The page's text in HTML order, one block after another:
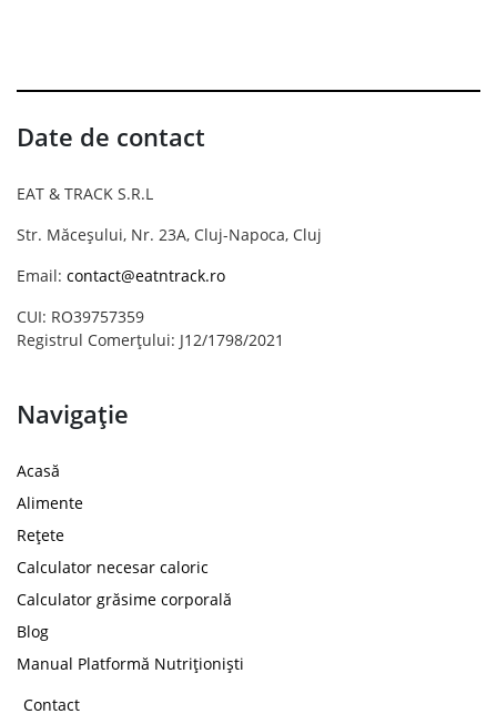
Date de contact
EAT & TRACK S.R.L
Str. Măceșului, Nr. 23A, Cluj-Napoca, Cluj
Email: contact@eatntrack.ro
CUI: RO39757359
Registrul Comerțului: J12/1798/2021
Navigație
Acasă
Alimente
Rețete
Calculator necesar caloric
Calculator grăsime corporală
Blog
Manual Platformă Nutriționiști
Contact